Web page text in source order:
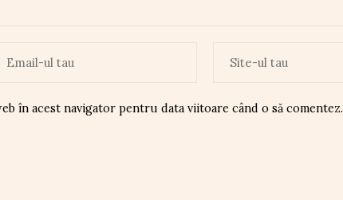
în acest navigator pentru data viitoare când o să comentez.